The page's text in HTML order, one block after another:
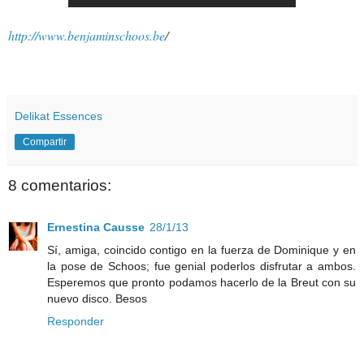
http://www.benjaminschoos.be/
Delikat Essences
Compartir
8 comentarios:
Ernestina Causse 28/1/13
Sí, amiga, coincido contigo en la fuerza de Dominique y en
la pose de Schoos; fue genial poderlos disfrutar a ambos.
Esperemos que pronto podamos hacerlo de la Breut con su
nuevo disco. Besos
Responder